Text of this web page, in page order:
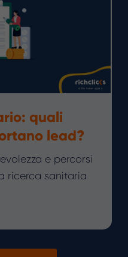
quali
lead?
e percorsi
ricerca sanitaria